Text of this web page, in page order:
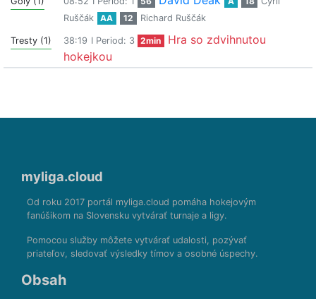
Ruščák
AA 12 Richard Ruščák
Tresty (1) 38:19 I Period: 3 2min
Hra so zdvihnutou
hokejkou
myliga.cloud
Od roku 2017 portál myliga.cloud pomáha hokejovým
fanúšikom na Slovensku vytvárať turnaje a ligy.
Pomocou služby môžete vytvárať udalosti, pozývať
priateľov, sledovať výsledky tímov a osobné úspechy.
Obsah